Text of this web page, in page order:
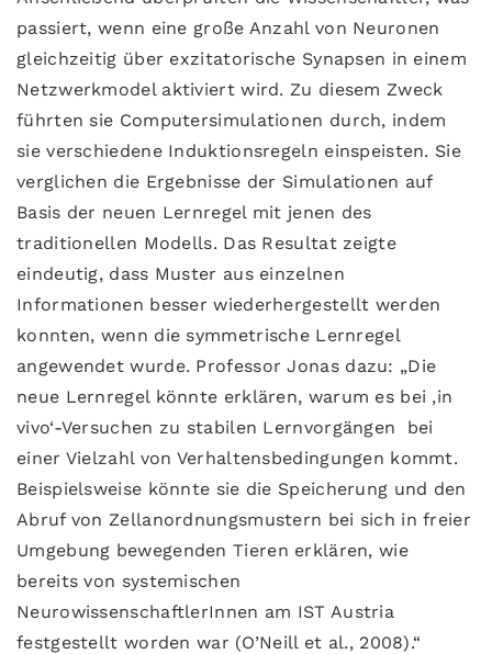
passiert, wenn eine große Anzahl von Neuronen
gleichzeitig über exzitatorische Synapsen in einem
Netzwerkmodel aktiviert wird. Zu diesem Zweck
führten sie Computersimulationen durch, indem
sie verschiedene Induktionsregeln einspeisten. Sie
verglichen die Ergebnisse der Simulationen auf
Basis der neuen Lernregel mit jenen des
traditionellen Modells. Das Resultat zeigte
eindeutig, dass Muster aus einzelnen
Informationen besser wiederhergestellt werden
konnten, wenn die symmetrische Lernregel
angewendet wurde. Professor Jonas dazu: „Die
neue Lernregel könnte erklären, warum es bei ‚in
vivo‘-Versuchen zu stabilen Lernvorgängen bei
einer Vielzahl von Verhaltensbedingungen kommt.
Beispielsweise könnte sie die Speicherung und den
Abruf von Zellanordnungsmustern bei sich in freier
Umgebung bewegenden Tieren erklären, wie
bereits von systemischen
NeurowissenschaftlerInnen am IST Austria
festgestellt worden war (O’Neill et al., 2008).“